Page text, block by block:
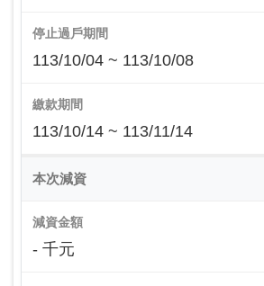
停止過戶期間
113/10/04 ~ 113/10/08
繳款期間
113/10/14 ~ 113/11/14
本次減資
減資金額
- 千元